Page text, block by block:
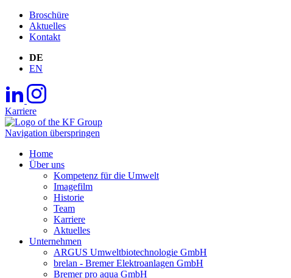
Broschüre
Aktuelles
Kontakt
DE
EN
Karriere
Navigation überspringen
Home
Über uns
Kompetenz für die Umwelt
Imagefilm
Historie
Team
Karriere
Aktuelles
Unternehmen
ARGUS Umweltbiotechnologie GmbH
brelan - Bremer Elektroanlagen GmbH
Bremer pro aqua GmbH